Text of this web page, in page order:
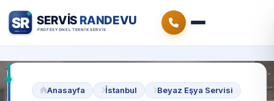
Anasayfa İstanbul Beyaz Eşya Servisi